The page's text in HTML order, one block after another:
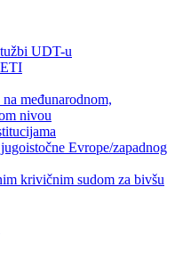
UDT-u
međunarodnom,
nivou
Evrope/zapadnog
krivičnim sudom za bivšu